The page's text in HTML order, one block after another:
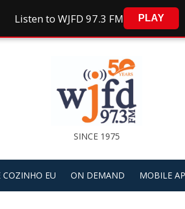
Listen to WJFD 97.3 FM PLAY
SINCE 1975
COZINHO EU ON DEMAND MOBILE